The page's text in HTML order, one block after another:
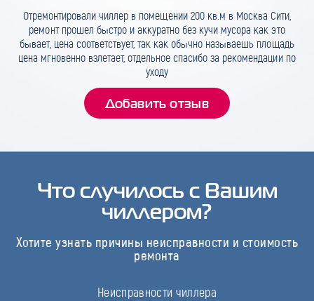
Отремонтировали чиллер в помещении 200 кв.м в Москва Сити,
ремонт прошел быстро и аккуратно без кучи мусора как это
бывает, цена соответствует, так как обычно называешь площадь
цена мгновенно взлетает, отдельное спасибо за рекомендации по
уходу
Добавить отзыв
Что случилось с Вашим
чиллером?
Хотите узнать причины неисправности и стоимость
ремонта
Неисправности чиллера